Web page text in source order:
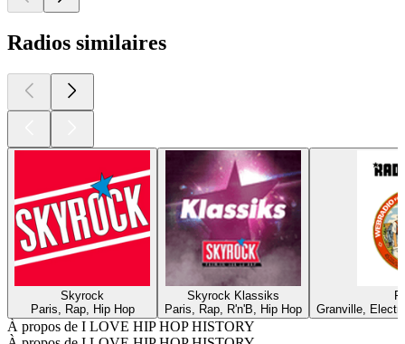
Radios similaires
Skyrock
Paris, Rap, Hip Hop
Skyrock Klassiks
Paris, Rap, R'n'B, Hip Hop
Granville,
À propos de I LOVE HIP HOP HISTORY